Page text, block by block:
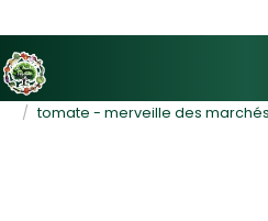
plants potagers
tomate - merveille des